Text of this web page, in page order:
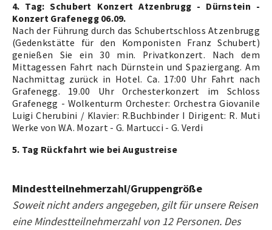
4. Tag: Schubert Konzert Atzenbrugg - Dürnstein -
Konzert Grafenegg 06.09.
Nach der Führung durch das Schubertschloss Atzenbrugg
(Gedenkstätte für den Komponisten Franz Schubert)
genießen Sie ein 30 min. Privatkonzert. Nach dem
Mittagessen Fahrt nach Dürnstein und Spaziergang. Am
Nachmittag zurück in Hotel. Ca. 17:00 Uhr Fahrt nach
Grafenegg. 19.00 Uhr Orchesterkonzert im Schloss
Grafenegg - Wolkenturm Orchester: Orchestra Giovanile
Luigi Cherubini / Klavier: R.Buchbinder I Dirigent: R. Muti
Werke von W.A. Mozart - G. Martucci - G. Verdi
5. Tag Rückfahrt wie bei Augustreise
Mindestteilnehmerzahl/Gruppengröße
Soweit nicht anders angegeben, gilt für unsere Reisen
eine Mindestteilnehmerzahl von 12 Personen. Des